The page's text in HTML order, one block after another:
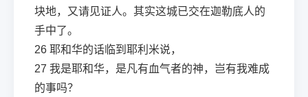
块地，又请见证人。其实这城已交在迦勒底人的
手中了。
26 耶和华的话临到耶利米说，
27 我是耶和华，是凡有血气者的神，岂有我难成
的事吗？